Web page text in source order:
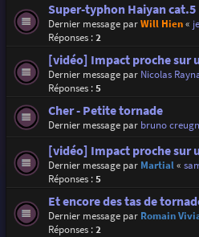
Super-typhon Haiyan cat.5
Dernier message parWill Hien«
Réponses :2
[vidéo] Impact proche sur
Dernier message par Nicolas
Réponses :5
Cher - Petite tornade
Dernier message par bruno
[vidéo] Impact proche sur
Dernier message par Martial«
Réponses :5
Et encore des tas de
Dernier message par Romain
Réponses :2